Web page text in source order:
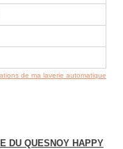
de ma laverie automatique
DU QUESNOY HAPPY